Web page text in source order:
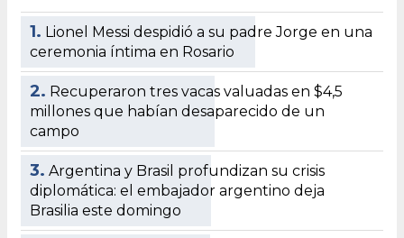
1. Lionel Messi despidió a su padre Jorge en una
ceremonia íntima en Rosario
2. Recuperaron tres vacas valuadas en $4,5
millones que habían desaparecido de un
campo
3. Argentina y Brasil profundizan su crisis
diplomática: el embajador argentino deja
Brasilia este domingo